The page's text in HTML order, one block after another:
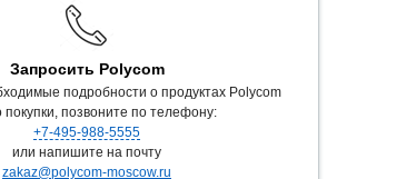
Запросить Polycom
подробности о продуктах Polycom
позвоните по телефону:
+7-495-988-5555
или напишите на почту
zakaz@polycom-moscow.ru